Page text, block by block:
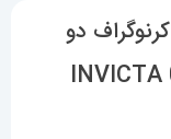
دو
زمانه طلایی صفحه مشکی 01665 INVICTA